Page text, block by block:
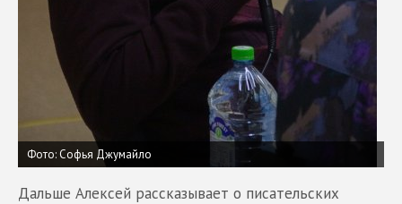
Фото: Софья Джумайло
Дальше Алексей рассказывает о писательских